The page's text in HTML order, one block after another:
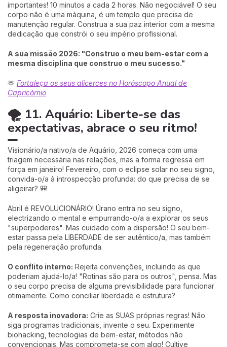
importantes! 10 minutos a cada 2 horas. Não negociável! O seu
corpo não é uma máquina, é um templo que precisa de
manutenção regular. Construa a sua paz interior com a mesma
dedicação que constrói o seu império profissional.
A sua missão 2026: "Construo o meu bem-estar com a
mesma disciplina que construo o meu sucesso."
🫶 Fortaleça os seus alicerces no Horóscopo Anual de
Capricórnio
🌪️ 11. Aquário: Liberte-se das
expectativas, abrace o seu ritmo!
Visionário/a nativo/a de Aquário, 2026 começa com uma
triagem necessária nas relações, mas a forma regressa em
força em janeiro! Fevereiro, com o eclipse solar no seu signo,
convida-o/a à introspecção profunda: do que precisa de se
aligeirar? 🎒
Abril é REVOLUCIONÁRIO! Úrano entra no seu signo,
electrizando o mental e empurrando-o/a a explorar os seus
"superpoderes". Mas cuidado com a dispersão! O seu bem-
estar passa pela LIBERDADE de ser autêntico/a, mas também
pela regeneração profunda.
O conflito interno: Rejeita convenções, incluindo as que
poderiam ajudá-lo/a! "Rotinas são para os outros", pensa. Mas
o seu corpo precisa de alguma previsibilidade para funcionar
otimamente. Como conciliar liberdade e estrutura?
A resposta inovadora: Crie as SUAS próprias regras! Não
siga programas tradicionais, invente o seu. Experimente
biohacking, tecnologias de bem-estar, métodos não
convencionais. Mas comprometa-se com algo! Cultive